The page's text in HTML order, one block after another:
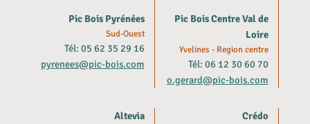
Pic Bois Pyrénées
Sud-Ouest
Tél: 05 62 35 29 16
pyrenees@pic-bois.com
Pic Bois Centre Val de
Loire
Yvelines - Region centre
Tél: 06 12 30 60 70
o.gerard@pic-bois.com
Altevia Crédo